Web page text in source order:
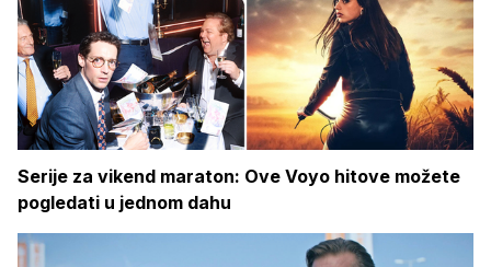
Serije za vikend maraton: Ove Voyo hitove možete
pogledati u jednom dahu